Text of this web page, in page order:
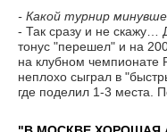
- Какой турнир
- Так сразу и не скажу…
тонус "перешел" и на
на клубном чемпионате
неплохо сыграл в
где поделил 1-3 места.